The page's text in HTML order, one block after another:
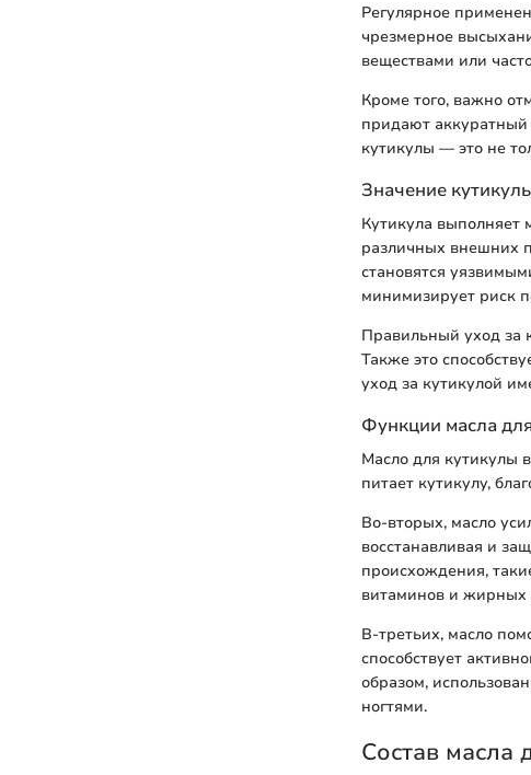
Регулярное
чрезмерное
веществами или
Кроме того, важно
придают
кутикулы — это не
Значение
Кутикула
различных внешних
становятся
минимизирует риск
Правильный уход за
Также это
уход за кутикулой
Функции масла
Масло для кутикулы
питает кутикулу,
Во-вторых, масло
восстанавливая и
происхождения,
витаминов и жирных
В-третьих, масло
способствует
образом,
ногтями.
Состав масла